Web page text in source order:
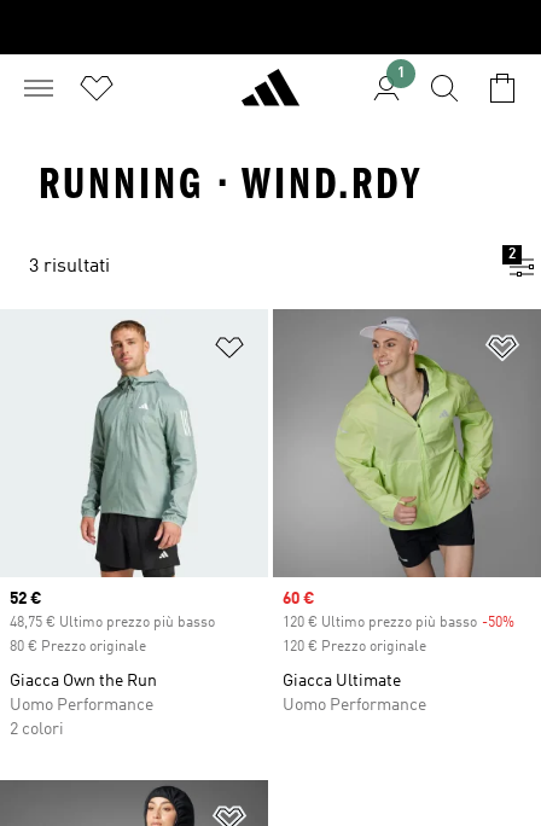
1
RUNNING · WIND.RDY
3 risultati
2
Aggiungi alla lista dei desideri
Current price
52 €
48,75 € Ultimo prezzo più basso
80 € Prezzo originale
Giacca Own the Run
Uomo Performance
2 colori
Sale price
60 €
120 € Ultimo prezzo più basso -50%
120 € Prezzo originale
Giacca Ultimate
Uomo Performance